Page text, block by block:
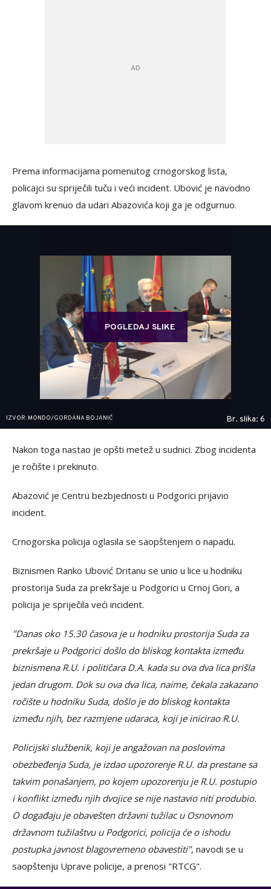
Prema informacijama pomenutog crnogorskog lista,
policajci su spriječili tuču i veći incident. Ubović je navodno
glavom krenuo da udari Abazovića koji ga je odgurnuo.
POGLEDAJ SLIKE
IZVOR: MONDO/GORDANA BOJANIĆ Br. slika: 6
Nakon toga nastao je opšti metež u sudnici. Zbog incidenta
je ročište i prekinuto.
Abazović je Centru bezbjednosti u Podgorici prijavio
incident.
Crnogorska policija oglasila se saopštenjem o napadu.
Biznismen Ranko Ubović Dritanu se unio u lice u hodniku
prostorija Suda za prekršaje u Podgorici u Crnoj Gori, a
policija je spriječila veći incident.
"Danas oko 15.30 časova je u hodniku prostorija Suda za
prekršaje u Podgorici došlo do bliskog kontakta između
biznismena R.U. i političara D.A. kada su ova dva lica prišla
jedan drugom. Dok su ova dva lica, naime, čekala zakazano
ročište u hodniku Suda, došlo je do bliskog kontakta
između njih, bez razmjene udaraca, koji je inicirao R.U.
Policijski službenik, koji je angažovan na poslovima
obezbeđenja Suda, je izdao upozorenje R.U. da prestane sa
takvim ponašanjem, po kojem upozorenju je R.U. postupio
i konflikt između njih dvojice se nije nastavio niti produbio.
O događaju je obavešten državni tužilac u Osnovnom
državnom tužilaštvu u Podgorici, policija će o ishodu
postupka javnost blagovremeno obavestiti", navodi se u
saopštenju Uprave policije, a prenosi "RTCG".